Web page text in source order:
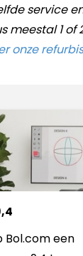
service
meestal 1 of
onze
een